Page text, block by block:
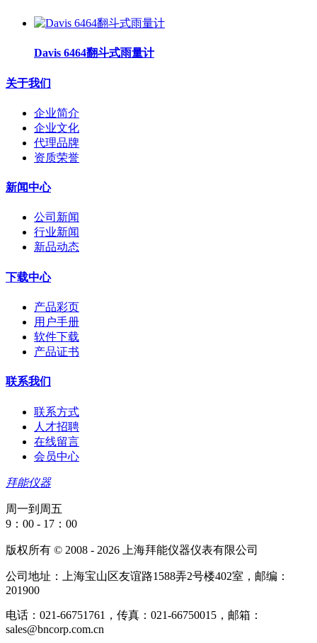
Davis 6464翻斗式雨量计
关于我们
企业简介
企业文化
代理品牌
资质荣誉
新闻中心
公司新闻
行业新闻
新品动态
下载中心
产品彩页
用户手册
软件下载
产品证书
联系我们
联系方式
人才招聘
在线留言
会员中心
拜能仪器
周一到周五
9：00 - 17：00
版权所有 © 2008 - 2026 上海拜能仪器仪表有限公司
公司地址：上海宝山区友谊路1588弄2号楼402室，邮编：
201900
电话：021-66751761，传真：021-66750015，邮箱：
sales@bncorp.com.cn